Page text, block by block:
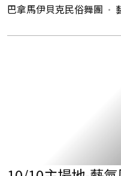
巴拿馬伊貝克民俗舞團